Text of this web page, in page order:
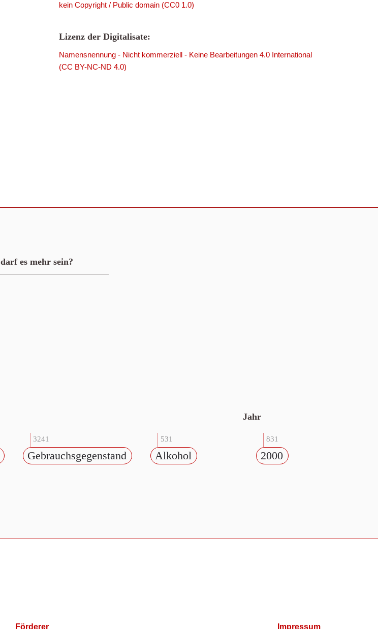
kein Copyright / Public domain (CC0 1.0)
Lizenz der Digitalisate:
Namensnennung - Nicht kommerziell - Keine Bearbeitungen 4.0 International
(CC BY-NC-ND 4.0)
darf es mehr sein?
3241
Gebrauchsgegenstand
531
Alkohol
Jahr
831
2000
Förderer
Impressum